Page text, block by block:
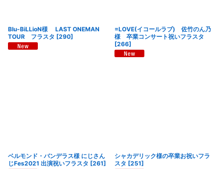
Blu-BiLLioN様 LAST ONEMAN
TOUR フラスタ [290]
=LOVE(イコールラブ) 佐竹のん乃
様 卒業コンサート祝いフラスタ
[266]
ベルモンド・バンデラス様 にじさん
じFes2021 出演祝いフラスタ [261]
シャカデリック様の卒業お祝いフラ
スタ [251]